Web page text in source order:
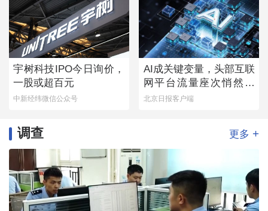
宇树科技IPO今日询价，
一股或超百元
中新经纬微信公众号
AI成关键变量，头部互联
网平台流量座次悄然生
变
北京日报客户端
调查 更多 +